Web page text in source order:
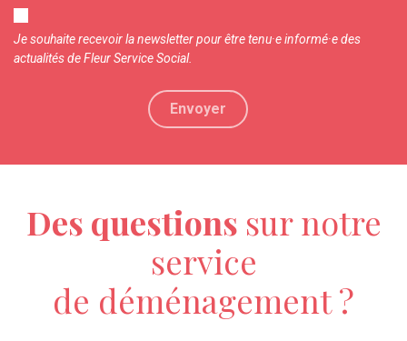
Je souhaite recevoir la newsletter pour être tenu·e informé·e des
actualités de Fleur Service Social.
Envoyer
Des questions sur notre
service
de déménagement ?